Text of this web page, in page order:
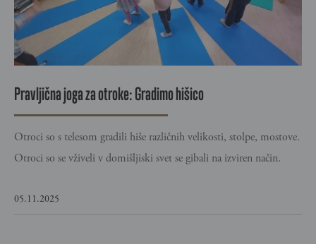
Pravljična joga za otroke: Gradimo hišico
Otroci so s telesom gradili hiše različnih velikosti, stolpe, mostove.
Otroci so se vživeli v domišljiski svet se gibali na izviren način.
05.11.2025